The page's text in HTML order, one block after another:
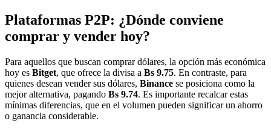
Plataformas P2P: ¿Dónde conviene
comprar y vender hoy?
Para aquellos que buscan comprar dólares, la opción más económica
hoy es Bitget, que ofrece la divisa a Bs 9.75. En contraste, para
quienes desean vender sus dólares, Binance se posiciona como la
mejor alternativa, pagando Bs 9.74. Es importante recalcar estas
mínimas diferencias, que en el volumen pueden significar un ahorro
o ganancia considerable.